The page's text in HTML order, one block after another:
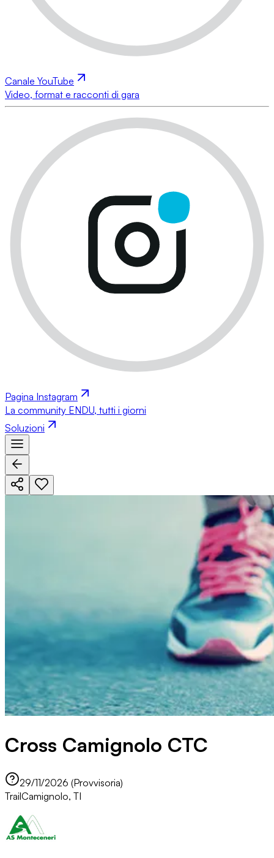
Canale YouTube
Video, format e racconti di gara
Pagina Instagram
La community ENDU, tutti i giorni
Soluzioni
Cross Camignolo CTC
29/11/2026 (Provvisoria)
TrailCamignolo, TI